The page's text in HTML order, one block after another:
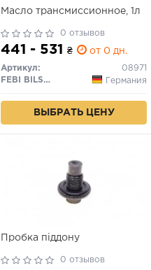
Масло трансмиссионное, 1л
0 отзывов
441 - 531 ₴ от 0 дн.
Артикул:
08971
FEBI BILSTEIN
Германия
ВЫБРАТЬ ЦЕНУ
Пробка піддону
0 отзывов